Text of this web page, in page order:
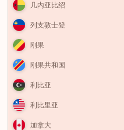
几内亚比绍
列支敦士登
刚果
刚果共和国
利比亚
利比里亚
加拿大